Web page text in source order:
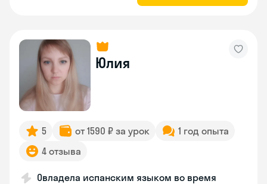
Юлия
5 от 1590 ₽ за урок
1 год опыта
4 отзыва
Овладела испанским языком во время